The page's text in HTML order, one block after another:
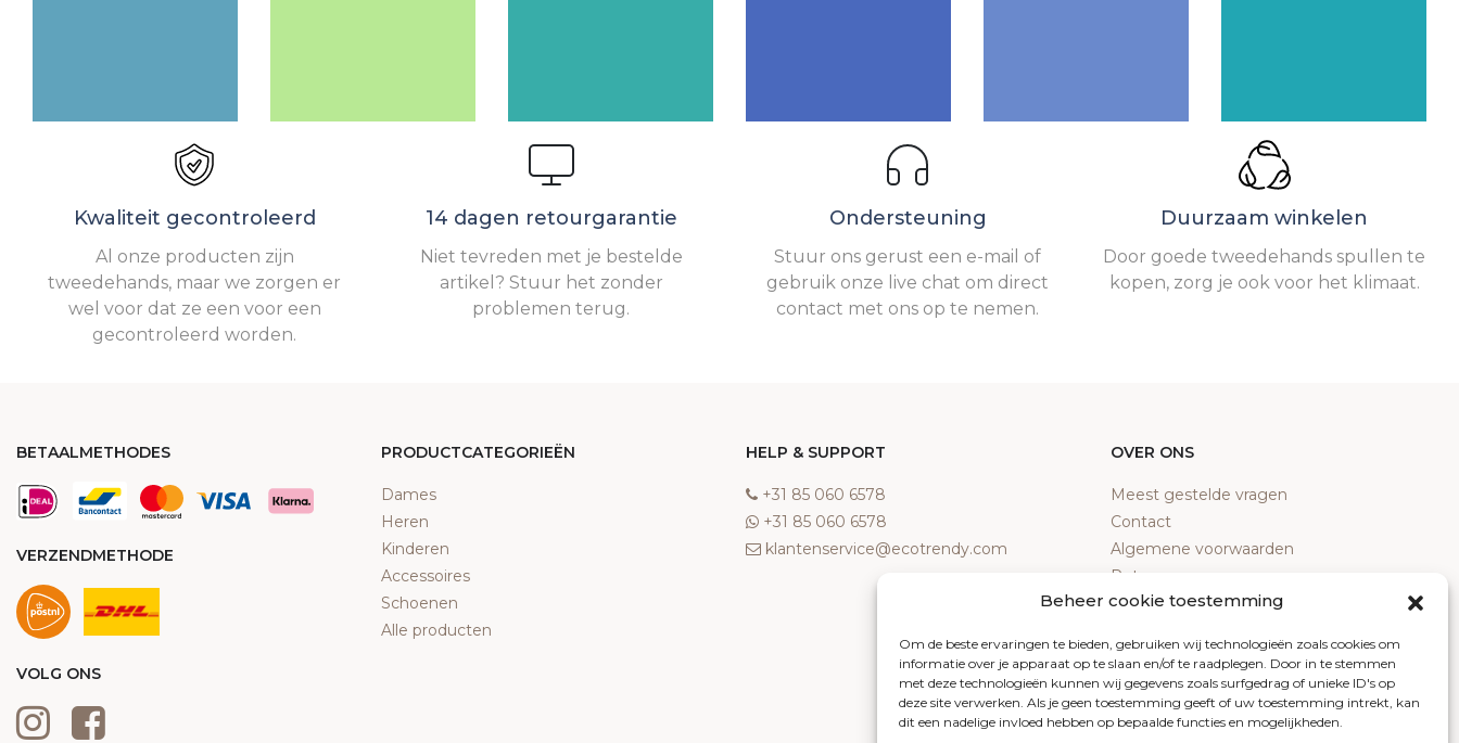
Beheer cookie toestemming
Om de beste ervaringen te bieden, gebruiken wij technologieën zoals cookies om
informatie over je apparaat op te slaan en/of te raadplegen. Door in te stemmen
met deze technologieën kunnen wij gegevens zoals surfgedrag of unieke ID's op
deze site verwerken. Als je geen toestemming geeft of uw toestemming intrekt, kan
dit een nadelige invloed hebben op bepaalde functies en mogelijkheden.
Kwaliteit gecontroleerd
Al onze producten zijn
tweedehands, maar we zorgen er
wel voor dat ze een voor een
gecontroleerd worden.
14 dagen retourgarantie
Niet tevreden met je bestelde
artikel? Stuur het zonder
problemen terug.
Ondersteuning
Stuur ons gerust een e-mail of
gebruik onze live chat om direct
contact met ons op te nemen.
Duurzaam winkelen
Door goede tweedehands spullen te
kopen, zorg je ook voor het klimaat.
BETAALMETHODES
VERZENDMETHODE
VOLG ONS
PRODUCTCATEGORIEËN
Dames
Heren
Kinderen
Accessoires
Schoenen
Alle producten
HELP & SUPPORT
‎+31 85 060 6578
‎+31 85 060 6578
klantenservice@ecotrendy.com
OVER ONS
Meest gestelde vragen
Contact
Algemene voorwaarden
Retourneren
Klachten
Cookiebeleid